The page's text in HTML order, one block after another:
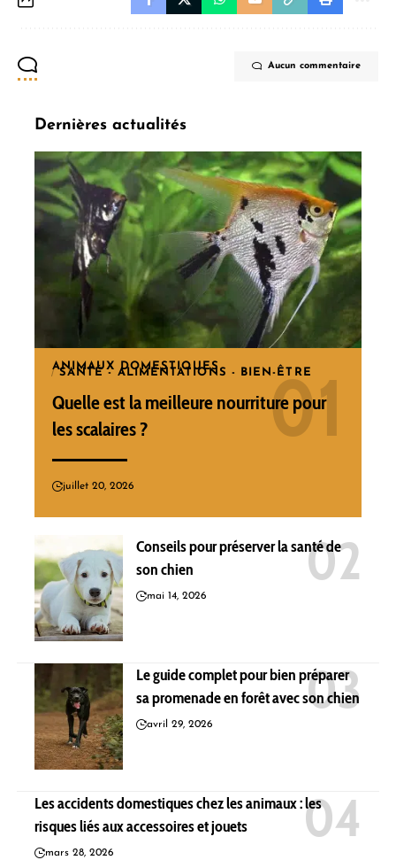
Aucun commentaire
Dernières actualités
ANIMAUX DOMESTIQUES
SANTÉ - ALIMENTATIONS - BIEN-ÊTRE
Quelle est la meilleure nourriture pour
les scalaires ?
juillet 20, 2026
Conseils pour préserver la santé de
son chien
mai 14, 2026
Le guide complet pour bien préparer
sa promenade en forêt avec son chien
avril 29, 2026
Les accidents domestiques chez les animaux : les
risques liés aux accessoires et jouets
mars 28, 2026